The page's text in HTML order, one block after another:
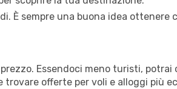
È sempre una buona idea ottenere
Essendoci meno turisti, potrai
offerte per voli e alloggi più